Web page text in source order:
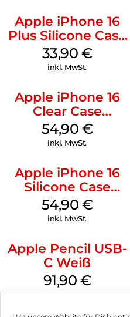
Apple iPhone 16
Plus Silicone Case
MagSafe Lake
Green
33,90 €
inkl. MwSt.
Apple iPhone 16
Clear Case
MagSafe
Transparent
54,90 €
inkl. MwSt.
Apple iPhone 16
Silicone Case
MagSafe Lake
Green
54,90 €
inkl. MwSt.
Apple Pencil USB-
C Weiß
91,90 €
inkl. MwSt.